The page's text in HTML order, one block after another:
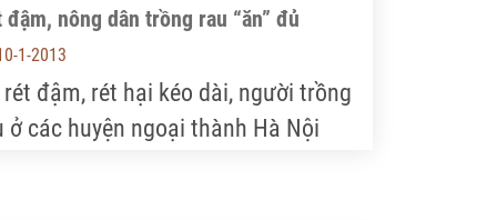
đậm, nông dân trồng rau “ăn” đủ
1-2013
rét đậm, rét hại kéo dài, người trồng
ở các huyện ngoại thành Hà Nội